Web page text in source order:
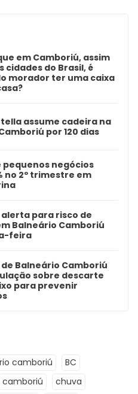
em Camboriú, assim
cidades do Brasil, é
morador ter uma caixa
assume cadeira na
por 120 dias
negócios
no 2º trimestre em
alerta para risco de
Balneário Camboriú
feira
Balneário Camboriú
sobre descarte
para prevenir
camboriú
BC
camboriú
chuva